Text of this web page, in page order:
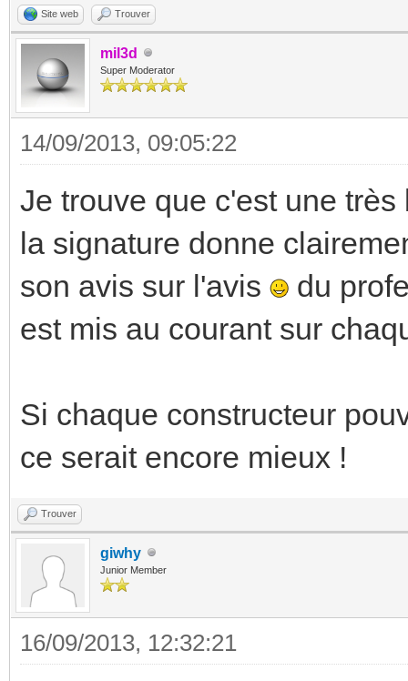
Site web Trouver
mil3d
Super Moderator
14/09/2013, 09:05:22
Je trouve que c'est une
la signature donne
son avis sur l'avis
du
est mis au courant sur
Si chaque constructeur
ce serait encore mieux !
Trouver
giwhy
Junior Member
16/09/2013, 12:32:21